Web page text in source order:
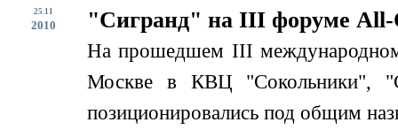
25.11
2010 "Сигранд" на III форуме All-
На прошедшем III
Москве в КВЦ "Сокольники",
позиционировались под общим